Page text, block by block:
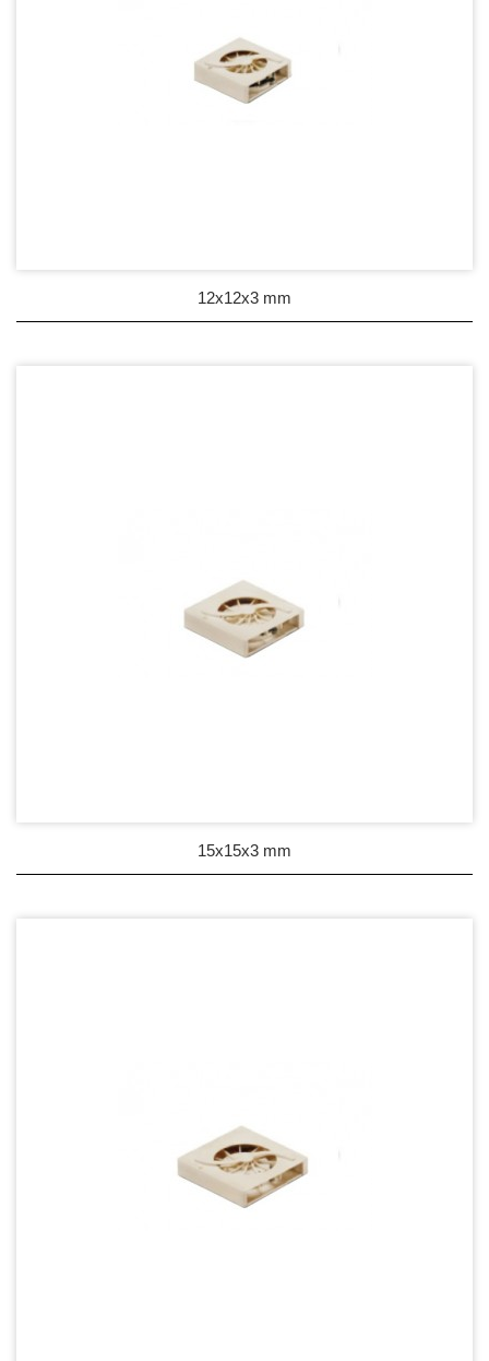
12x12x3 mm
15x15x3 mm